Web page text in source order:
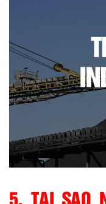
5. TẠI SAO